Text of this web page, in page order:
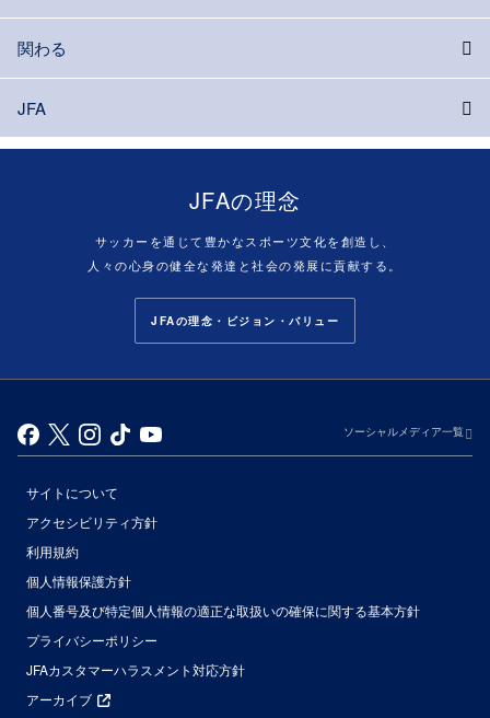
関わる
JFA
JFAの理念
サッカーを通じて豊かなスポーツ文化を創造し、
人々の心身の健全な発達と社会の発展に貢献する。
JFAの理念・ビジョン・バリュー
ソーシャルメディア一覧
サイトについて
アクセシビリティ方針
利用規約
個人情報保護方針
個人番号及び特定個人情報の適正な取扱いの確保に関する基本方針
プライバシーポリシー
JFAカスタマーハラスメント対応方針
アーカイブ